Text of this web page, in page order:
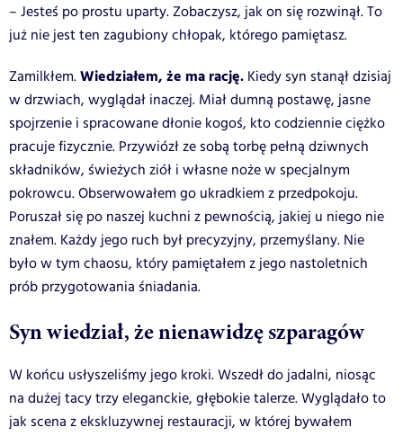
– Jesteś po prostu uparty. Zobaczysz, jak on się rozwinął. To
już nie jest ten zagubiony chłopak, którego pamiętasz.
Zamilkłem.Wiedziałem, że ma rację. Kiedy syn stanął dzisiaj
w drzwiach, wyglądał inaczej. Miał dumną postawę, jasne
spojrzenie i spracowane dłonie kogoś, kto codziennie ciężko
pracuje fizycznie. Przywiózł ze sobą torbę pełną dziwnych
składników, świeżych ziół i własne noże w specjalnym
pokrowcu. Obserwowałem go ukradkiem z przedpokoju.
Poruszał się po naszej kuchni z pewnością, jakiej u niego nie
znałem. Każdy jego ruch był precyzyjny, przemyślany. Nie
było w tym chaosu, który pamiętałem z jego nastoletnich
prób przygotowania śniadania.
Syn wiedział, że nienawidzę szparagów
W końcu usłyszeliśmy jego kroki. Wszedł do jadalni, niosąc
na dużej tacy trzy eleganckie, głębokie talerze. Wyglądało to
jak scena z ekskluzywnej restauracji, w której bywałem